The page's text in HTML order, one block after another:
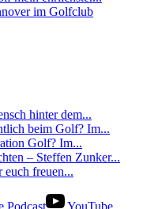
im Golfclub
hinter dem...
beim Golf? Im...
Golf? Im...
– Steffen Zunker...
euch freuen...
Podcast YouTube